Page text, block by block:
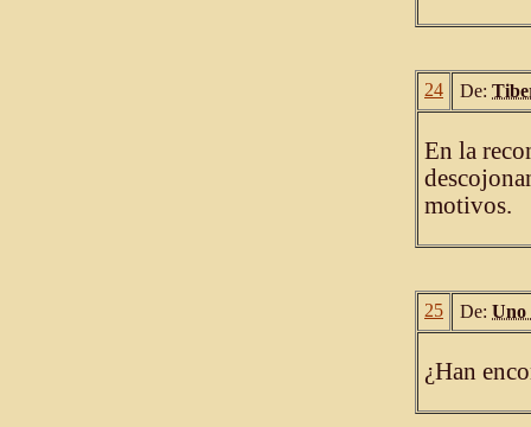
24 De:
En la
motivos.
25 De: Uno
¿Han